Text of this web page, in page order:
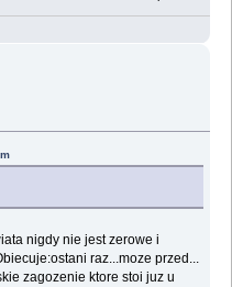
nigdy nie jest zerowe i
raz...moze przed...
zagozenie ktore stoi juz u